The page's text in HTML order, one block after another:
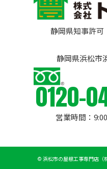
静岡県知事許可
静岡県浜松市
0120-
営業時間：
© 浜松市の屋根工事専門店